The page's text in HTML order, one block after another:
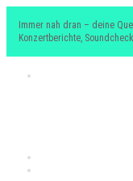
Immer nah dran – deine
Konzertberichte,